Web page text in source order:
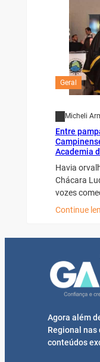
Geral
Micheli
Entre
Academia
Havia
Chácara
vozes
Continue
Agora além
Regional nas
conteúdos